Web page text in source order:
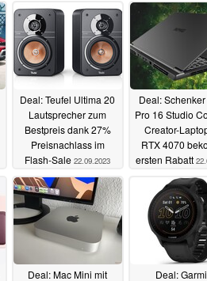
Deal: Teufel Ultima 20
Lautsprecher zum
Bestpreis dank 27%
Preisnachlass im
Flash-Sale 22.09.2023
Deal:
Pro 16 Studio
Creator-
RTX 4070
ersten Rabatt
Deal: Mac Mini mit
Deal: